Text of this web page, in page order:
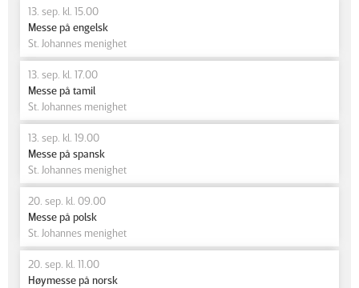
13. sep. kl. 15.00
Messe på engelsk
St. Johannes menighet
13. sep. kl. 17.00
Messe på tamil
St. Johannes menighet
13. sep. kl. 19.00
Messe på spansk
St. Johannes menighet
20. sep. kl. 09.00
Messe på polsk
St. Johannes menighet
20. sep. kl. 11.00
Høymesse på norsk